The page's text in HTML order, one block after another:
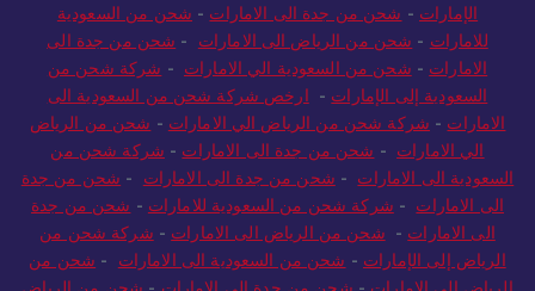
الإمارات - شحن من جدة الى الامارات - شحن من السعودية
للامارات - شحن من الرياض الى الامارات - شحن من جدة الى
الامارات - شحن من السعودية الي الامارات - شركة شحن من
السعودية إلى الإمارات - ارخص شركة شحن من السعودية الى
الامارات - شركة شحن من الرياض الي الامارات - شحن من الرياض
الي الامارات - شحن من جدة الى الامارات - شركة شحن من
السعودية الى الامارات - شحن من جدة الى الامارات - شحن من جدة
الى الامارات - شركة شحن من السعودية للامارات - شحن من جدة
الى الامارات - شحن من الرياض الى الامارات - شركة شحن من
الرياض إلى الإمارات - شحن من السعودية الى الامارات - شحن من